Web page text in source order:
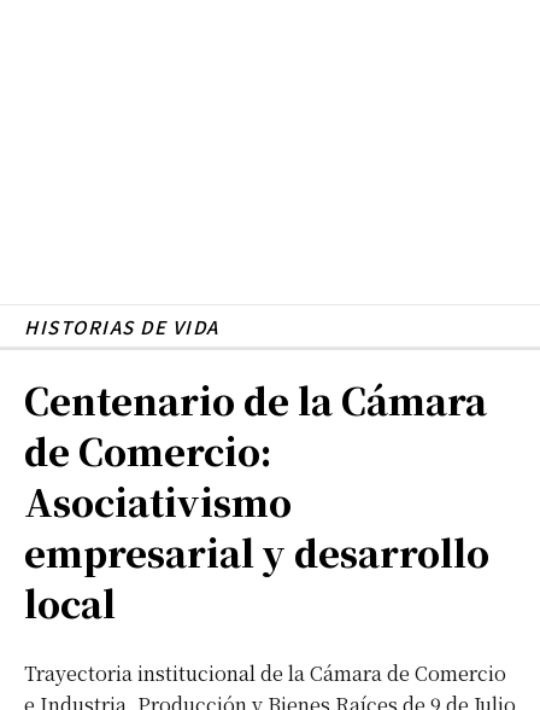
HISTORIAS DE VIDA
Centenario de la Cámara
de Comercio:
Asociativismo
empresarial y desarrollo
local
Trayectoria institucional de la Cámara de Comercio
e Industria, Producción y Bienes Raíces de 9 de Julio